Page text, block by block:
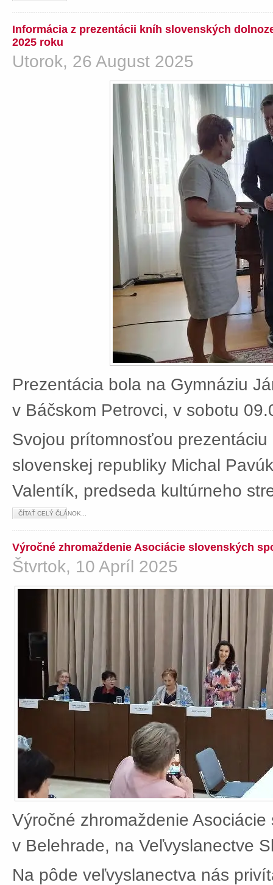
Informácia z prezentácii kníh slovenských
2025 roku
Utorok, 26 August 2025
Prezentácia bola na Gymnáziu
v Báčskom Petrovci, v sobotu
Svojou prítomnosťou
slovenskej republiky Michal
Valentík, predseda kultúrneho
ČÍTAŤ CELÝ ČLÁNOK...
Výročné zhromaždenie Asociácie slovenských
Štvrtok, 10 Apríl 2025
Výročné zhromaždenie
v Belehrade, na Veľvyslanectve
Na pôde veľvyslanectva nás